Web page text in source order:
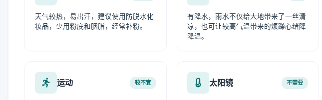
天气较热，易出汗，建议使用防脱水化
妆品，少用粉底和胭脂，经常补粉。
有降水，雨水不仅给大地带来了一丝清
凉，也可让较高气温带来的烦躁心绪降
降温。
运动 较不宜 太阳镜 不需要